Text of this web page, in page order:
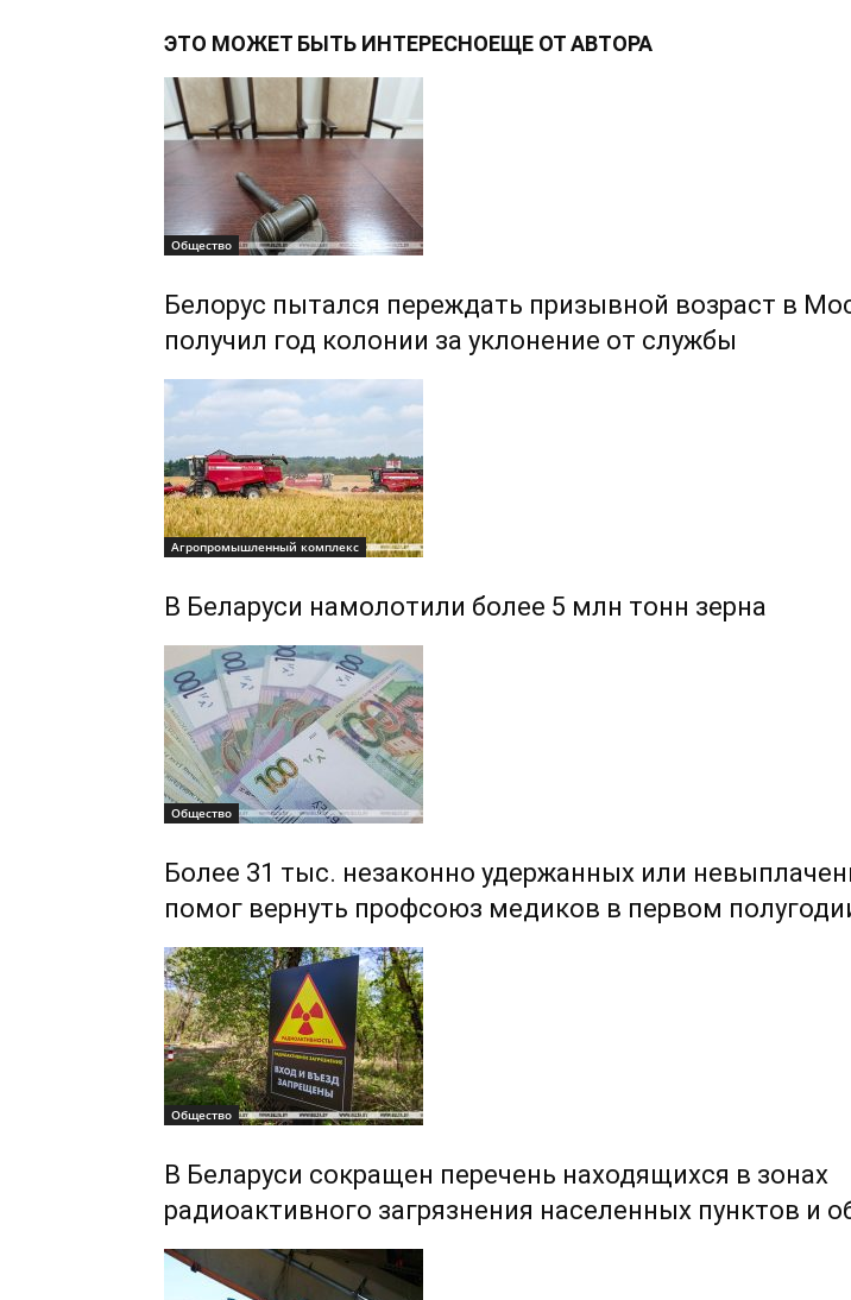
ЭТО МОЖЕТ БЫТЬ ИНТЕРЕСНОЕЩЕ ОТ АВТОРА
Общество
Белорус пытался переждать призывной возраст в
получил год колонии за уклонение от службы
Агропромышленный комплекс
В Беларуси намолотили более 5 млн тонн зерна
Общество
Более 31 тыс. незаконно удержанных или
помог вернуть профсоюз медиков в первом
Общество
В Беларуси сокращен перечень находящихся в зонах
радиоактивного загрязнения населенных пунктов и